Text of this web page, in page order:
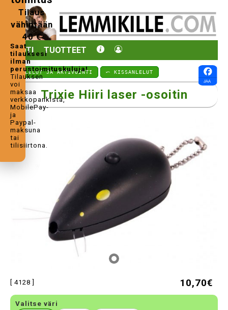
KOTI TUOTTEET
Tilaus
vähintään
40 €
Saat
tilauksesi
ilman
perustoimituskuluja!
Tilauksen
voi
maksaa
verkkopankista,
MobilePay-
ja
Paypal-
maksuna
tai
tilisiirtona.
⤺ LELUT JA AKTIVOINTI ⤺ KISSANLELUT
Trixie Hiiri laser -osoitin
[ 4128 ] 10,70€
Valitse väri